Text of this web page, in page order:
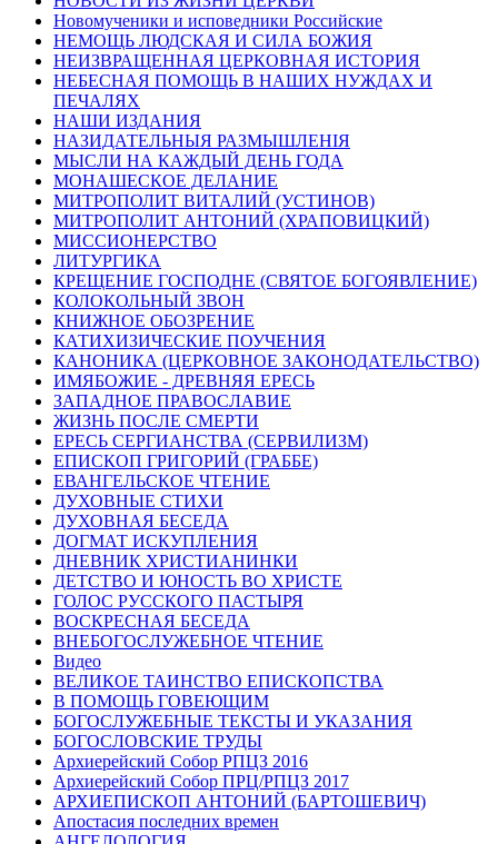
Новомученики и исповедники Российские
НЕМОЩЬ ЛЮДСКАЯ И СИЛА БОЖИЯ
НЕИЗВРАЩЕННАЯ ЦЕРКОВНАЯ ИСТОРИЯ
НЕБЕСНАЯ ПОМОЩЬ В НАШИХ НУЖДАХ И
ПЕЧАЛЯХ
НАШИ ИЗДАНИЯ
НАЗИДАТЕЛЬНЫЯ РАЗМЫШЛЕНІЯ
МЫСЛИ НА КАЖДЫЙ ДЕНЬ ГОДА
МОНАШЕСКОЕ ДЕЛАНИЕ
МИТРОПОЛИТ ВИТАЛИЙ (УСТИНОВ)
МИТРОПОЛИТ АНТОНИЙ (ХРАПОВИЦКИЙ)
МИССИОНЕРСТВО
ЛИТУРГИКА
КРЕЩЕНИЕ ГОСПОДНЕ (СВЯТОЕ БОГОЯВЛЕНИЕ)
КОЛОКОЛЬНЫЙ ЗВОН
КНИЖНОЕ ОБОЗРЕНИЕ
КАТИХИЗИЧЕСКИЕ ПОУЧЕНИЯ
КАНОНИКА (ЦЕРКОВНОЕ ЗАКОНОДАТЕЛЬСТВО)
ИМЯБОЖИЕ - ДРЕВНЯЯ ЕРЕСЬ
ЗАПАДНОЕ ПРАВОСЛАВИЕ
ЖИЗНЬ ПОСЛЕ СМЕРТИ
ЕРЕСЬ СЕРГИАНСТВА (СЕРВИЛИЗМ)
ЕПИСКОП ГРИГОРИЙ (ГРАББЕ)
ЕВАНГЕЛЬСКОЕ ЧТЕНИЕ
ДУХОВНЫЕ СТИХИ
ДУХОВНАЯ БЕСЕДА
ДОГМАТ ИСКУПЛЕНИЯ
ДНЕВНИК ХРИСТИАНИНКИ
ДЕТСТВО И ЮНОСТЬ ВО ХРИСТЕ
ГОЛОС РУССКОГО ПАСТЫРЯ
ВОСКРЕСНАЯ БЕСЕДА
ВНЕБОГОСЛУЖЕБНОЕ ЧТЕНИЕ
Видео
ВЕЛИКОЕ ТАИНСТВО ЕПИСКОПСТВА
В ПОМОЩЬ ГОВЕЮЩИМ
БОГОСЛУЖЕБНЫЕ ТЕКСТЫ И УКАЗАНИЯ
БОГОСЛОВСКИЕ ТРУДЫ
Архиерейский Собор РПЦЗ 2016
Архиерейский Собор ПРЦ/РПЦЗ 2017
АРХИЕПИСКОП АНТОНИЙ (БАРТОШЕВИЧ)
Апостасия последних времен